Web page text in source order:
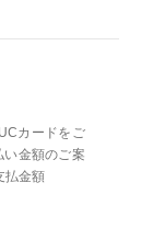
カードをご
い金額のご案
払金額